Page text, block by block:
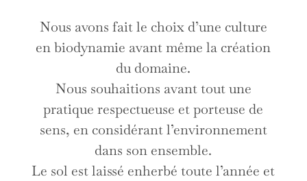
Nous avons fait le choix d’une culture
en biodynamie avant même la création
du domaine.
Nous souhaitions avant tout une
pratique respectueuse et porteuse de
sens, en considérant l’environnement
dans son ensemble.
Le sol est laissé enherbé toute l’année et